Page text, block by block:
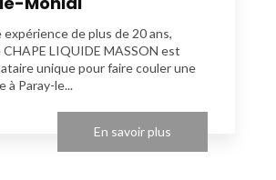
expérience de plus de 20 ans,
CHAPE LIQUIDE MASSON est
unique pour faire couler une
à Paray-le...
En savoir plus